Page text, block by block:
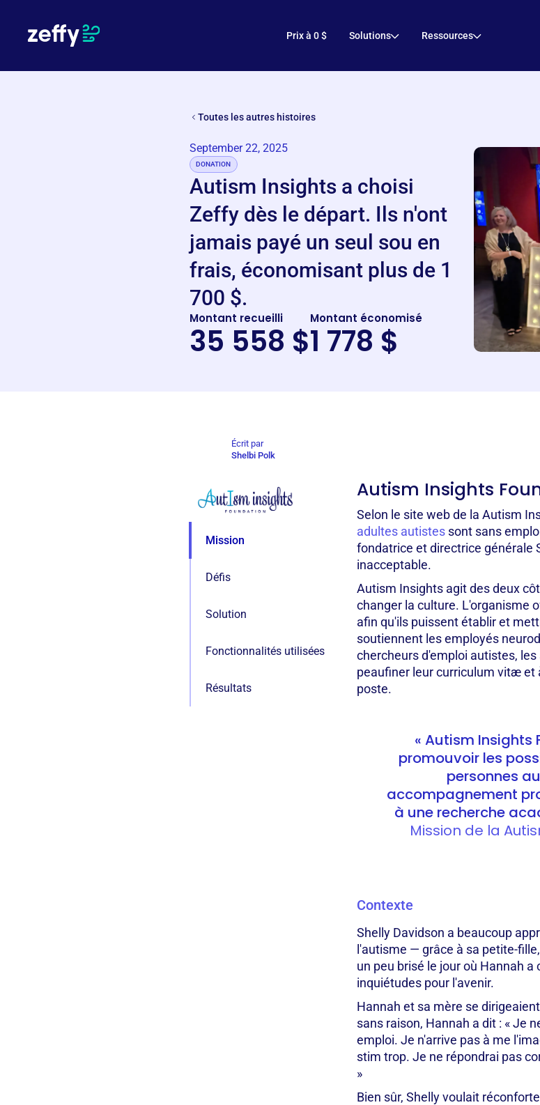
Prix à 0 $ Solutions Ressources
Toutes les autres histoires
September 22, 2025
DONATION
Autism Insights a choisi
Zeffy dès le départ. Ils n'ont
jamais payé un seul sou en
frais, économisant plus de 1
700 $.
Montant recueilli
35 558 $
Montant économisé
1 778 $
Écrit par
Shelbi Polk
Mission
Défis
Solution
Fonctionnalités utilisées
Résultats
Autism Insights
Selon le site web de la Autism
adultes autistes sont sans
fondatrice et directrice générale
inacceptable.
Autism Insights agit des deux
changer la culture. L'organisme
afin qu'ils puissent établir et
soutiennent les employés
chercheurs d'emploi autistes,
peaufiner leur curriculum vitæ et
poste.
« Autism
promouvoir les
personnes
accompagnement
à une recherche
Mission de la
Contexte
Shelly Davidson a beaucoup
l'autisme — grâce à sa petite-
un peu brisé le jour où Hannah
inquiétudes pour l'avenir.
Hannah et sa mère se
sans raison, Hannah a dit : « Je
emploi. Je n'arrive pas à me
stim trop. Je ne répondrai pas
»
Bien sûr, Shelly voulait